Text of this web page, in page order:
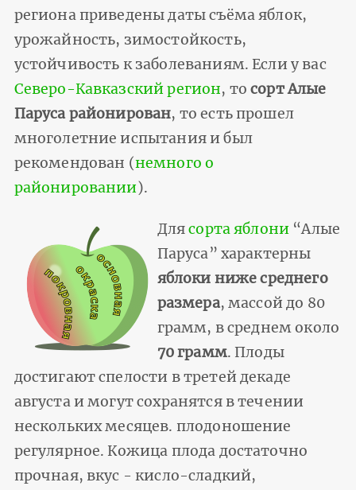
региона приведены даты съёма яблок,
урожайность, зимостойкость,
устойчивость к заболеваниям. Если у вас
Северо-Кавказский регион, тосорт Алые
Паруса районирован, то есть прошел
многолетние испытания и был
рекомендован (немного о
районировании).
Длясорта яблони “Алые
Паруса” характерны
яблоки ниже среднего
размера, массой до 80
грамм, в среднем около
70 грамм. Плоды
достигают спелости в третей декаде
августа и могут сохранятся в течении
нескольких месяцев. плодоношение
регулярное. Кожица плода достаточно
прочная, вкус - кисло-сладкий,